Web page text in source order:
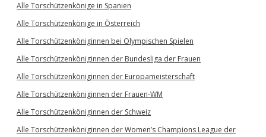
Alle Torschützenkönige in Spanien
Alle Torschützenkönige in Österreich
Alle Torschützenköniginnen bei Olympischen Spielen
Alle Torschützenköniginnen der Bundesliga der Frauen
Alle Torschützenköniginnen der Europameisterschaft
Alle Torschützenköniginnen der Frauen-WM
Alle Torschützenköniginnen der Schweiz
Alle Torschützenköniginnen der Women’s Champions League der